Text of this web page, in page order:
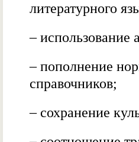
литературного
– использование
– пополнение
справочников;
– сохранение